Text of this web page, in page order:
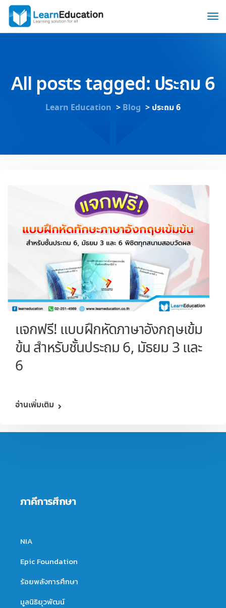
All posts tagged: ประถม 6
Learn Education > Blog > ประถม 6
แจกฟรี! แบบฝึกหัดภาษาอังกฤษเข้ม
ข้น สำหรับชั้นประถม 6, มัธยม 3 และ
6
อ่านเพิ่มเติม
ภาคีการศึกษา
NIA
Epic Foundation
ร้อยพลังการศึกษา
มูลนิธิยุวพัฒน์